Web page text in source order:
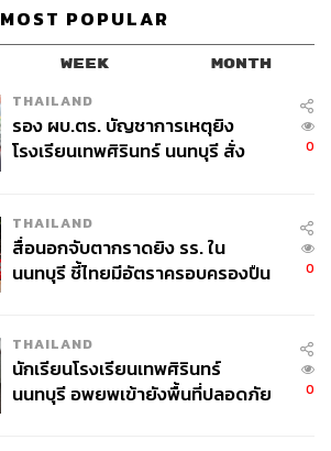
MOST POPULAR
WEEK MONTH
THAILAND
รอง ผบ.ตร. บัญชาการเหตุยิง
โรงเรียนเทพศิรินทร์ นนทบุรี สั่ง
0
THAILAND
สื่อนอกจับตากราดยิง รร. ใน
นนทบุรี ชี้ไทยมีอัตราครอบครองปืน
0
THAILAND
นักเรียนโรงเรียนเทพศิรินทร์
นนทบุรี อพยพเข้ายังพื้นที่ปลอดภัย
0